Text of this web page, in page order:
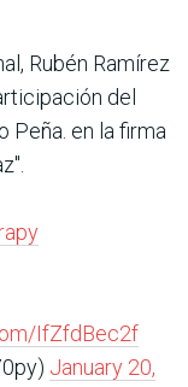
Rubén Ramírez
del
Peña. en la firma
IfZfdBec2f
January 20,